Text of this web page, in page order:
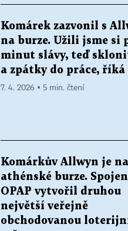
Komárek zazvonil s
na burze. Užili jsme si
minut slávy, teď
a zpátky do práce, říká
7. 4. 2026 ▪ 5 min. čtení
Komárkův Allwyn je na
athénské burze.
OPAP vytvořil druhou
největší veřejně
obchodovanou